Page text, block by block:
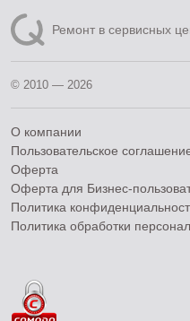
Ремонт в сервисных
© 2010 — 2026
О компании
Пользовательское
Оферта
Оферта для Бизнес-
Политика
Политика обработки